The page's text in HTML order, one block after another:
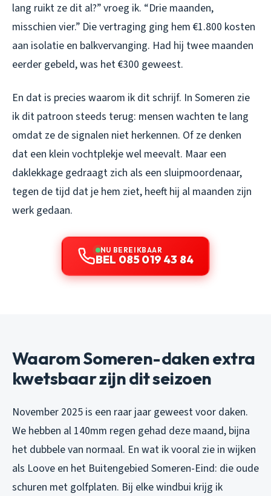
lang ruikt ze dit al?” vroeg ik. “Drie maanden,
misschien vier.” Die vertraging ging hem €1.800 kosten
aan isolatie en balkvervanging. Had hij twee maanden
eerder gebeld, was het €300 geweest.
En dat is precies waarom ik dit schrijf. In Someren zie
ik dit patroon steeds terug: mensen wachten te lang
omdat ze de signalen niet herkennen. Of ze denken
dat een klein vochtplekje wel meevalt. Maar een
daklekkage gedraagt zich als een sluipmoordenaar,
tegen de tijd dat je hem ziet, heeft hij al maanden zijn
werk gedaan.
NU BEREIKBAAR
BEL 085 019 43 84
Waarom Someren-daken extra
kwetsbaar zijn dit seizoen
November 2025 is een raar jaar geweest voor daken.
We hebben al 140mm regen gehad deze maand, bijna
het dubbele van normaal. En wat ik vooral zie in wijken
als Loove en het Buitengebied Someren-Eind: die oude
schuren met golfplaten. Bij elke windbui krijg ik